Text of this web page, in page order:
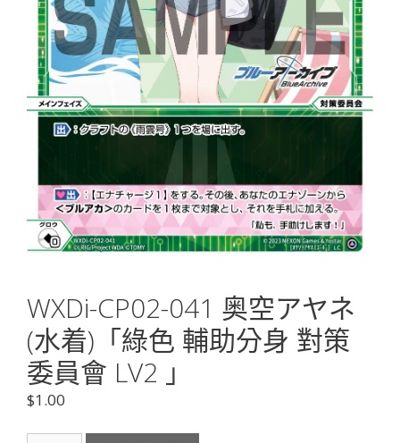
WXDi-CP02-041 奥空アヤネ
(水着)「綠色 輔助分身 對策
委員會 LV2 」
$1.00